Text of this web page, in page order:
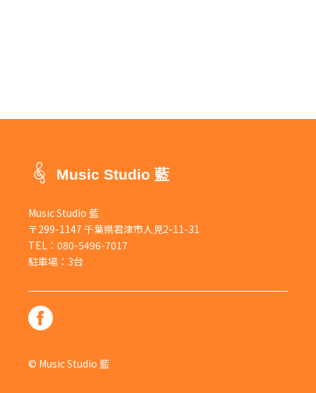
Music Studio 藍
Music Studio 藍
〒299-1147 千葉県君津市人見2-11-31
TEL： 080-5496-7017
駐車場：3台
© Music Studio 藍